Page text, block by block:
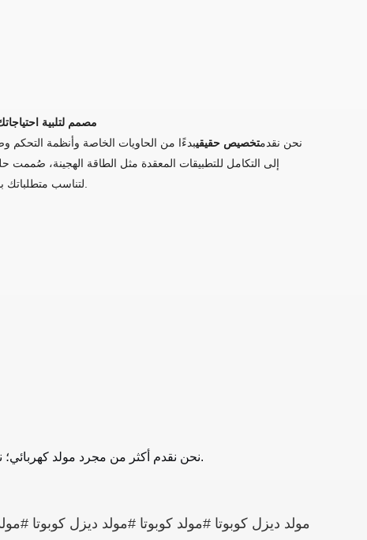
4. مصمم لتلبية
نحن نقدمتخصيص حقيقيبدءًا من الحاويات الخاصة وأنظمة التحكم
إلى التكامل للتطبيقات المعقدة مثل الطاقة الهجينة، صُممت
نحن نقدم أكثر من مجرد مولد كهربائي؛لنقم ببناء مشروعك الخاص.